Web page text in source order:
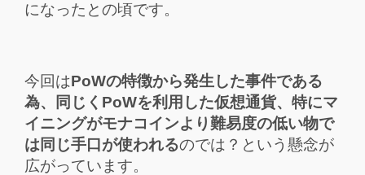
になったとの頃です。
今回はPoWの特徴から発生した事件である
為、同じくPoWを利用した仮想通貨、特にマ
イニングがモナコインより難易度の低い物で
は同じ手口が使われるのでは？という懸念が
広がっています。